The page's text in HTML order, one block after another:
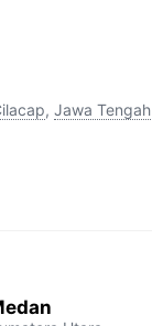
, Jawa Tengah